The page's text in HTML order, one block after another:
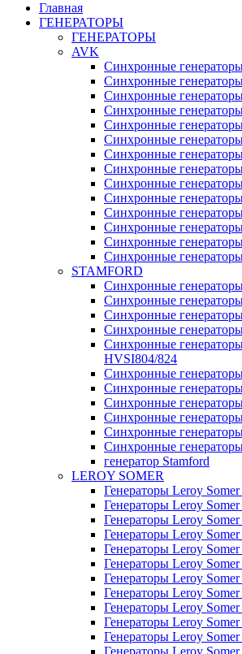
Главная
ГЕНЕРАТОРЫ
ГЕНЕРАТОРЫ
AVK
Синхронные
Синхронные
Синхронные
Синхронные
Синхронные
Синхронные
Синхронные
Синхронные
Синхронные
Синхронные
Синхронные
Синхронные
Синхронные
Синхронные
STAMFORD
Синхронные
Синхронные
Синхронные
Синхронные
Синхронные
HVSI804/824
Синхронные
Синхронные
Синхронные
Синхронные
Синхронные
Синхронные
генератор Stamford
LEROY SOMER
Генераторы Leroy
Генераторы Leroy
Генераторы Leroy
Генераторы Leroy
Генераторы Leroy
Генераторы Leroy
Генераторы Leroy
Генераторы Leroy
Генераторы Leroy
Генераторы Leroy
Генераторы Leroy
Генераторы Leroy